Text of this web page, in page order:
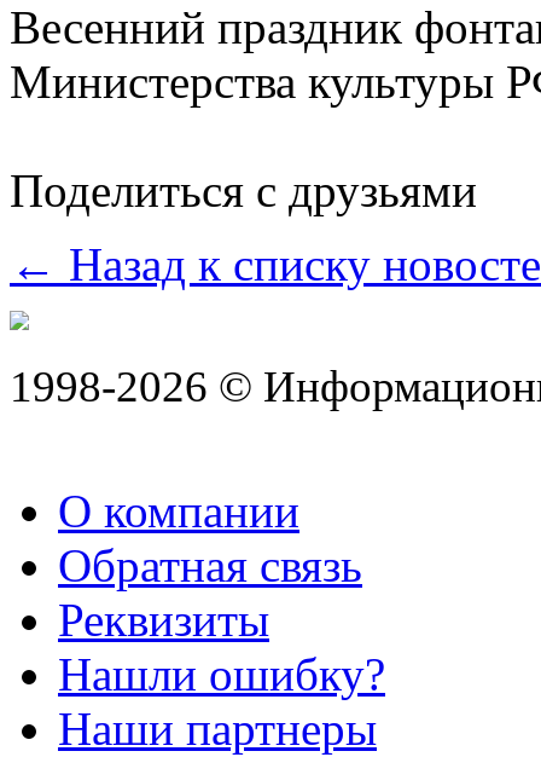
Весенний праздник
Министерства культуры
Поделиться с друзьями
← Назад к списку
1998-2026 ©
О компании
Обратная связь
Реквизиты
Нашли ошибку?
Наши партнеры